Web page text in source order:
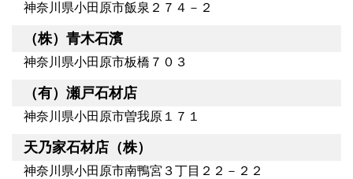
神奈川県小田原市飯泉２７４－２
（株）青木石濱
神奈川県小田原市板橋７０３
（有）瀬戸石材店
神奈川県小田原市曽我原１７１
天乃家石材店（株）
神奈川県小田原市南鴨宮３丁目２２－２２